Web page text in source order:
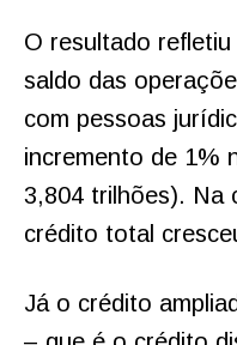
O resultado
saldo das
com pessoas
incremento de 1%
3,804 trilhões). Na
crédito total
Já o crédito